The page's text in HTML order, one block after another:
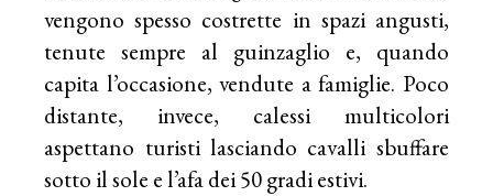
vengono spesso costrette in spazi angusti,
tenute sempre al guinzaglio e, quando
capita l’occasione, vendute a famiglie. Poco
distante, invece, calessi multicolori
aspettano turisti lasciando cavalli sbuffare
sotto il sole e l’afa dei 50 gradi estivi.